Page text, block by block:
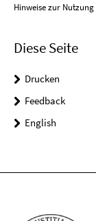
Hinweise zur
Diese Seite
Drucken
Feedback
English